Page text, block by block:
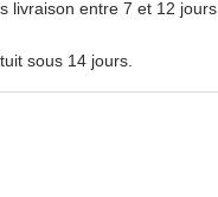
livraison entre 7 et 12 jours
sous 14 jours.